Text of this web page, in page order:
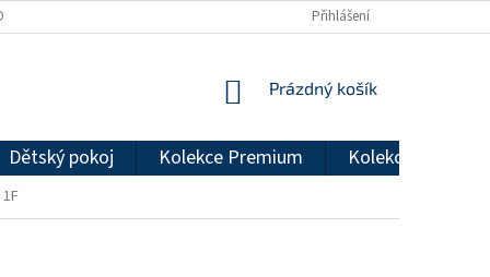
OCHRANY OSOBNÍCH ÚDAJŮ REKLAMAČNÍ ŘÁD
Přihlášení
NÁKUPNÍ
Prázdný košík
Dětský pokoj Kolekce Premium Kolekce